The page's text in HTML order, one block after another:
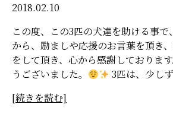
2018.02.10
この度、この3匹の犬達を助ける事
から、励ましや応援のお言葉を頂き
をして頂き、心から感謝しておりま
うございました。
3匹は、少し
[続きを読む]